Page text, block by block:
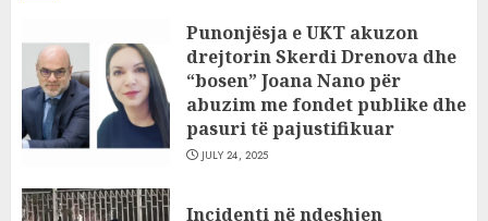
Punonjësja e UKT akuzon
drejtorin Skerdi Drenova dhe
“bosen” Joana Nano për
abuzim me fondet publike dhe
pasuri të pajustifikuar
JULY 24, 2025
Incidenti në ndeshjen